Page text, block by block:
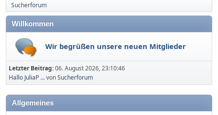
Sucherforum
Willkommen
Wir begrüßen unsere neuen Mitglieder
Letzter Beitrag:06. August 2026, 23:10:46
Hallo JuliaP ...vonSucherforum
Allgemeines